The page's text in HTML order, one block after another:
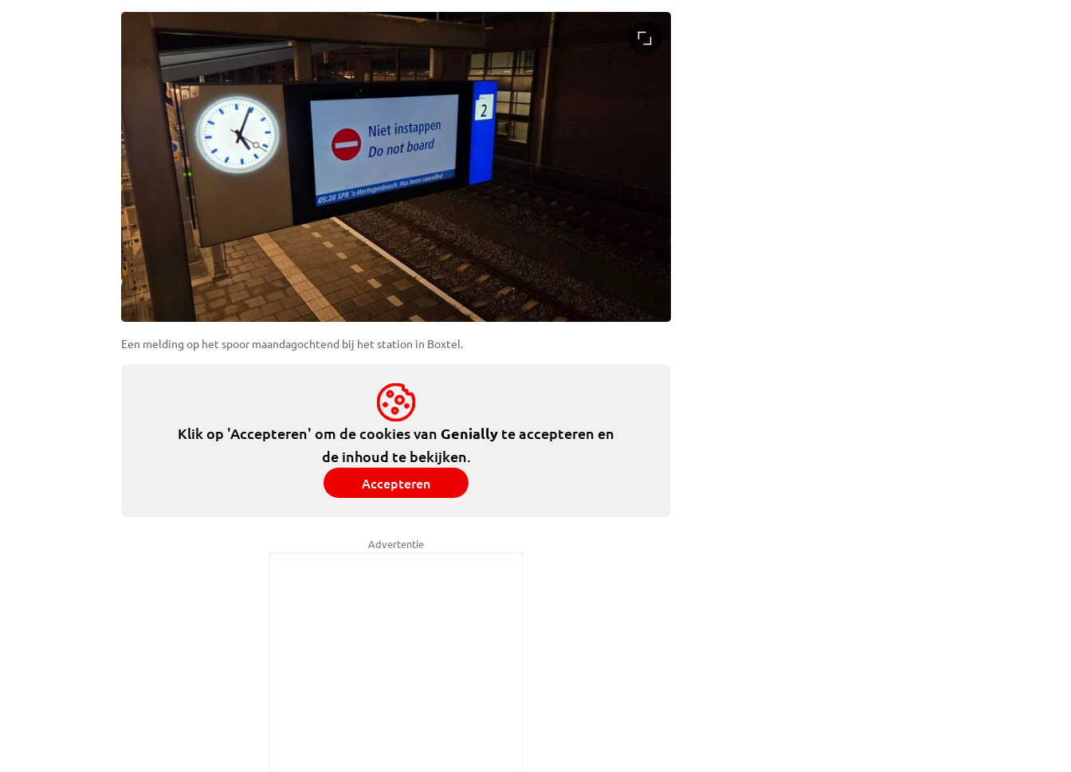
Een melding op het spoor maandagochtend bij het station in Boxtel.
Klik op 'Accepteren' om de cookies van Genially te accepteren en
de inhoud te bekijken.
Accepteren
Advertentie